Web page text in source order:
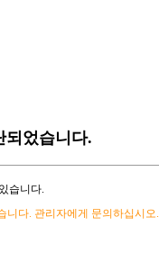
되었습니다.
습니다.
니다. 관리자에게 문의하십시오.